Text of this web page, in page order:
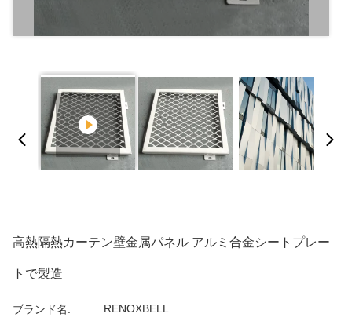
高熱隔熱カーテン壁金属パネル アルミ合金シートプレー
トで製造
ブランド名: RENOXBELL